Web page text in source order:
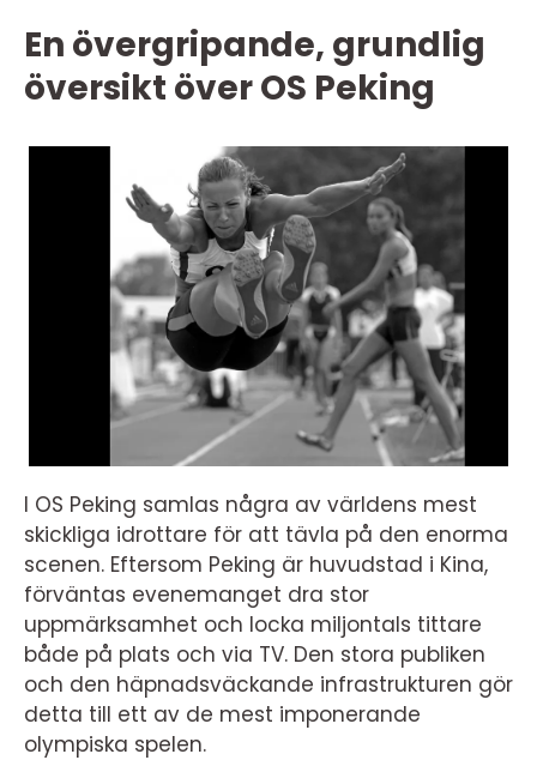
En övergripande, grundlig
översikt över OS Peking
I OS Peking samlas några av världens mest
skickliga idrottare för att tävla på den enorma
scenen. Eftersom Peking är huvudstad i Kina,
förväntas evenemanget dra stor
uppmärksamhet och locka miljontals tittare
både på plats och via TV. Den stora publiken
och den häpnadsväckande infrastrukturen gör
detta till ett av de mest imponerande
olympiska spelen.